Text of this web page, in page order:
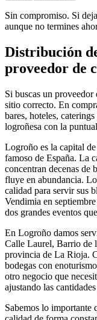
Sin compromiso. Si
aunque no termines
Distribución
proveedor de
Si buscas un
sitio correcto. En
bares, hoteles,
logroñesa con la
Logroño es la capital
famoso de España. La
concentran decenas de
fluye en abundancia.
calidad para servir sus
Vendimia en
dos grandes eventos
En Logroño damos
Calle Laurel, Barrio de
provincia de La Rioja.
bodegas con
otro negocio que
ajustando las
Sabemos lo importante